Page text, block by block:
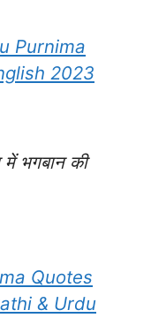
Purnima
2023
भगबान की
Quotes
& Urdu